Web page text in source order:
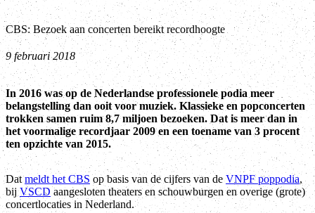
CBS: Bezoek aan concerten bereikt recordhoogte
9 februari 2018
In 2016 was op de Nederlandse professionele podia meer
belangstelling dan ooit voor muziek. Klassieke en popconcerten
trokken samen ruim 8,7 miljoen bezoeken. Dat is meer dan in
het voormalige recordjaar 2009 en een toename van 3 procent
ten opzichte van 2015.
Datmeldt het CBS op basis van de cijfers van deVNPF poppodia,
bijVSCD aangesloten theaters en schouwburgen en overige (grote)
concertlocaties in Nederland.